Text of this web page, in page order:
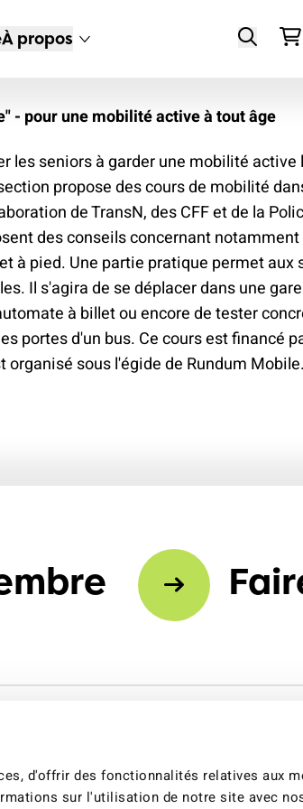
d'offrir des fonctionnalités relatives aux
sur l'utilisation de notre site avec
Transports
publics
A vélo
A pied
En voiture
Mobilité seniors
Devenir
Faire un
JeuneATE
Sections
Newsletter
Vélo
Auto
Dépannage
Carnet
d’entraide
Protection
juridique
des
publics
une bonne
de vie
plus de
cyclables
des chemins
À propos
POSITIONS
Communiqués
de presse
Positions et
consultations
Publications
Partenariats
Numéros
d'urgence
d'adresse
de réunion
- pour une mobilité active à tout âge
les seniors à garder une mobilité active
propose des cours de mobilité
de TransN, des CFF et de la
des conseils concernant
à pied. Une partie pratique permet aux
Il s'agira de se déplacer dans une
à billet ou encore de tester
portes d'un bus. Ce cours est financé
sous l'égide de Rundum Mobile.